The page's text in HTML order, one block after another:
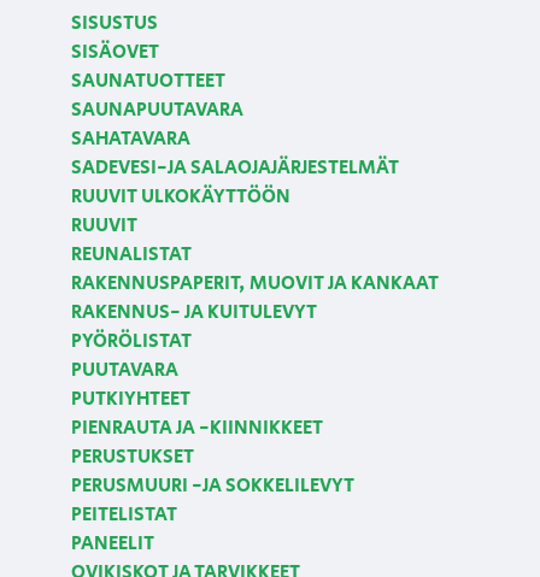
SISUSTUS
SISÄOVET
SAUNATUOTTEET
SAUNAPUUTAVARA
SAHATAVARA
SADEVESI-JA SALAOJAJÄRJESTELMÄT
RUUVIT ULKOKÄYTTÖÖN
RUUVIT
REUNALISTAT
RAKENNUSPAPERIT, MUOVIT JA KANKAAT
RAKENNUS- JA KUITULEVYT
PYÖRÖLISTAT
PUUTAVARA
PUTKIYHTEET
PIENRAUTA JA -KIINNIKKEET
PERUSTUKSET
PERUSMUURI -JA SOKKELILEVYT
PEITELISTAT
PANEELIT